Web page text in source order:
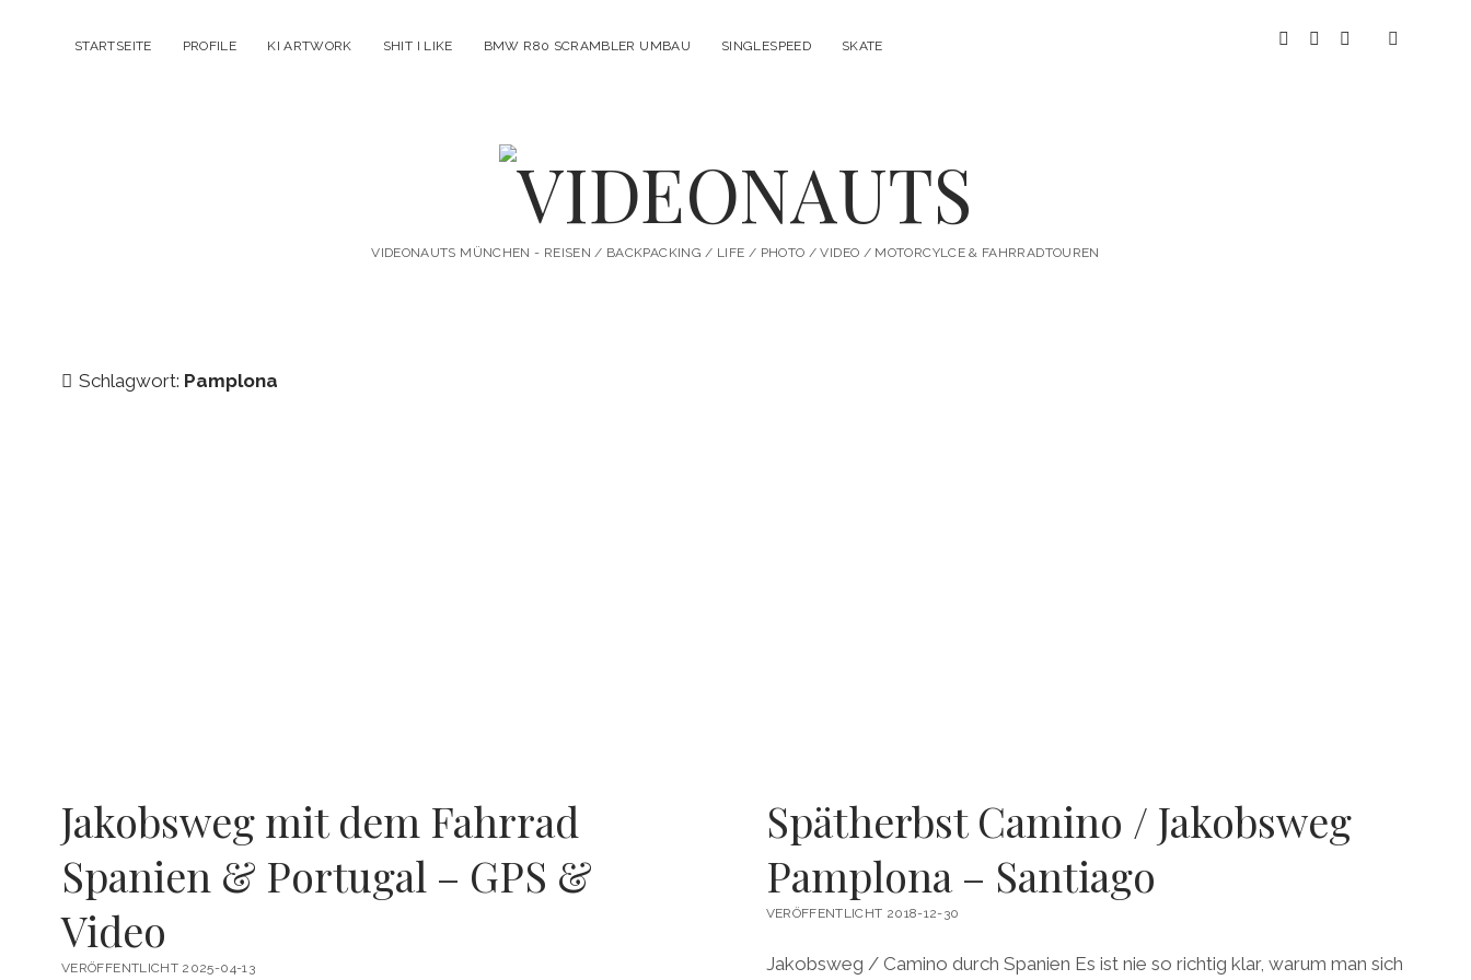
STARTSEITE PROFILE KI ARTWORK SHIT I LIKE BMW R80 SCRAMBLER UMBAU SINGLESPEED SKATE instagram
youtubespotify
VIDEONAUTS
VIDEONAUTS MÜNCHEN - REISEN / BACKPACKING / LIFE / PHOTO / VIDEO / MOTORCYLCE & FAHRRADTOUREN
Schlagwort: Pamplona
Jakobsweg mit dem Fahrrad
Spanien & Portugal – GPS &
Video
VERÖFFENTLICHT 2025-04-13
Spätherbst Camino / Jakobsweg
Pamplona – Santiago
VERÖFFENTLICHT 2018-12-30
Jakobsweg / Camino durch Spanien Es ist nie so richtig klar, warum man sich